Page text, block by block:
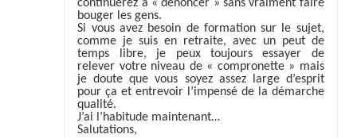
continuerez à « dénoncer » sans vraiment faire
bouger les gens.
Si vous avez besoin de formation sur le sujet,
comme je suis en retraite, avec un peut de
temps libre, je peux toujours essayer de
relever votre niveau de « compronette » mais
je doute que vous soyez assez large d’esprit
pour ça et entrevoir l’impensé de la démarche
qualité.
J’ai l’habitude maintenant…
Salutations,